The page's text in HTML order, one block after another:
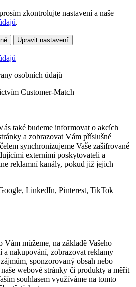
zkontrolujte nastavení a naše
.
Upravit nastavení
osobních údajů
Customer-Match
také budeme informovat o akcích
a zobrazovat Vám příslušné
synchronizujeme Vaše zašifrované
externími poskytovateli a
reklamní kanály, pokud již jejich
LinkedIn, Pinterest, TikTok
Vám můžeme, na základě Vašeho
a nakupování, zobrazovat reklamy
sponzorovaný obsah nebo
webové stránky či produkty a měřit
souhlasem využíváme na tomto